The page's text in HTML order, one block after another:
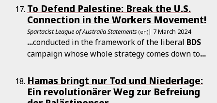
To Defend Palestine: Break the U.S.
Connection in the Workers Movement!
Spartacist League of Australia Statements (en)| 7 March 2024
...conducted in the framework of the liberal BDS
campaign whose whole strategy comes down to...
Hamas bringt nur Tod und Niederlage:
Ein revolutionärer Weg zur Befreiung